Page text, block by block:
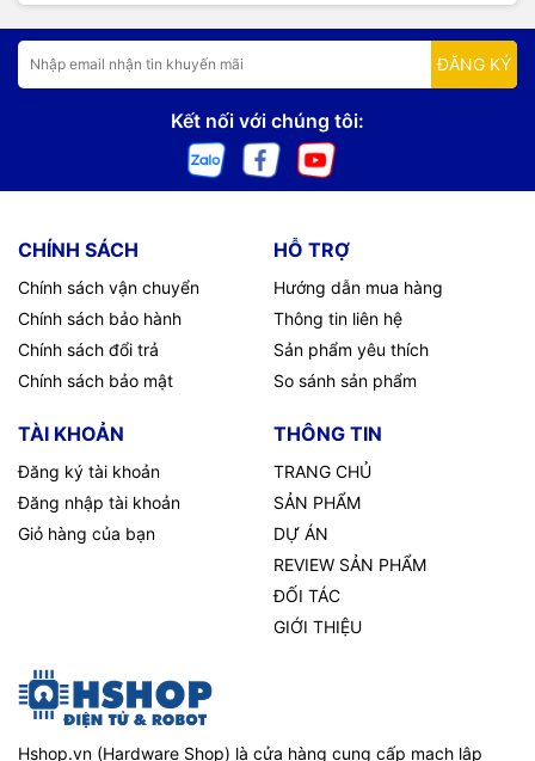
ĐĂNG KÝ
Kết nối với chúng tôi:
CHÍNH SÁCH
Chính sách vận chuyển
Chính sách bảo hành
Chính sách đổi trả
Chính sách bảo mật
HỖ TRỢ
Hướng dẫn mua hàng
Thông tin liên hệ
Sản phẩm yêu thích
So sánh sản phẩm
TÀI KHOẢN
Đăng ký tài khoản
Đăng nhập tài khoản
Giỏ hàng của bạn
THÔNG TIN
TRANG CHỦ
SẢN PHẨM
DỰ ÁN
REVIEW SẢN PHẨM
ĐỐI TÁC
GIỚI THIỆU
Hshop.vn (Hardware Shop) là cửa hàng cung cấp mạch lập